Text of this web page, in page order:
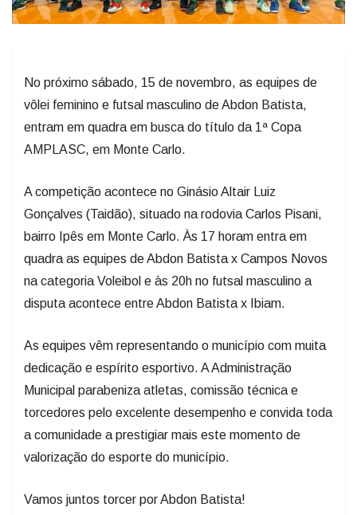
No próximo sábado, 15 de novembro, as equipes de
vôlei feminino e futsal masculino de Abdon Batista,
entram em quadra em busca do título da 1ª Copa
AMPLASC, em Monte Carlo.
A competição acontece no Ginásio Altair Luiz
Gonçalves (Taidão), situado na rodovia Carlos Pisani,
bairro Ipês em Monte Carlo. Às 17 horam entra em
quadra as equipes de Abdon Batista x Campos Novos
na categoria Voleibol e às 20h no futsal masculino a
disputa acontece entre Abdon Batista x Ibiam.
As equipes vêm representando o município com muita
dedicação e espírito esportivo. A Administração
Municipal parabeniza atletas, comissão técnica e
torcedores pelo excelente desempenho e convida toda
a comunidade a prestigiar mais este momento de
valorização do esporte do município.
Vamos juntos torcer por Abdon Batista!